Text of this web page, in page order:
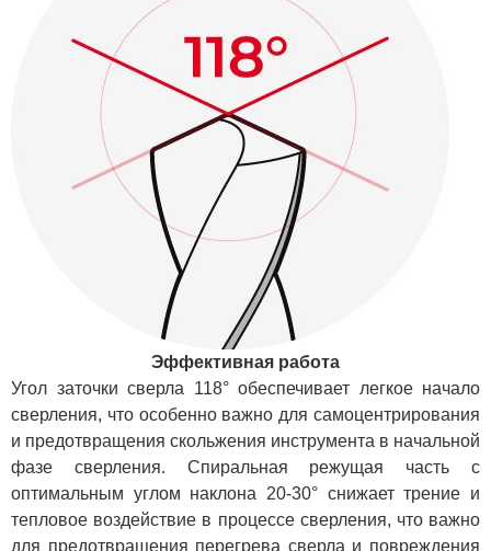
Эффективная работа
Угол заточки сверла 118° обеспечивает легкое начало
сверления, что особенно важно для самоцентрирования
и предотвращения скольжения инструмента в начальной
фазе сверления. Спиральная режущая часть с
оптимальным углом наклона 20-30° снижает трение и
тепловое воздействие в процессе сверления, что важно
для предотвращения перегрева сверла и повреждения